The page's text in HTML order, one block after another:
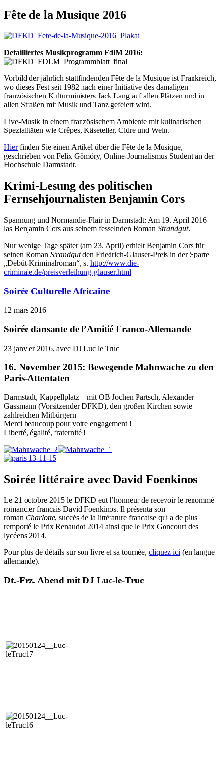
Fête de la Musique 2016
Detailliertes Musikprogramm FdlM 2016:
Vorbild der jährlich stattfindenden Fête de la Musique ist Frankreich,
wo dieses Fest seit 1982 nach einer Initiative des damaligen
französischen Kulturministers Jack Lang auf allen Plätzen und in
allen Straßen mit Musik und Tanz gefeiert wird.
Live-Musik in einem französischem Ambiente mit kulinarischen
Spezialitäten wie Crêpes, Käseteller, Cidre und Wein.
Hierfinden Sie einen Artikel über die Fête de la Musique,
geschrieben von Felix Gömöry, Online-Journalismus Student an der
Hochschule Darmstadt.
Krimi-Lesung des politischen
Fernsehjournalisten Benjamin Cors
Spannung und Normandie-Flair in Darmstadt: Am 19. April 2016
las Benjamin Cors aus seinem fesselnden Roman Strandgut.
Nur wenige Tage später (am 23. April) erhielt Benjamin Cors für
seinen Roman Strandgutden Friedrich-Glauser-Preis in der Sparte
„Debüt-Kriminalroman“, s. http://www.die-
criminale.de/preisverleihung-glauser.html
Soirée Culturelle Africaine
12 mars 2016
Soirée dansante de l’Amitié Franco-Allemande
23 janvier 2016, avec DJ Luc le Truc
16. November 2015: Bewegende Mahnwache zu den
‪Paris-Attentaten
Darmstadt, Kappellplatz – mit OB Jochen Partsch, Alexander
Gassmann (Vorsitzender ‪‎DFKD), den großen Kirchen sowie
zahlreichen Mitbürgern
Merci beaucoup pour votre engagement !
Liberté, égalité, fraternité !
Soirée littéraire avec David Foenkinos
Le 21 octobre 2015 le DFKD eut l’honneur de recevoir le renommé
romancier francais David Foenkinos. Il présenta son
roman Charlotte, succès de la littérature francaise qui a de plus
remporté le Prix Renaudot 2014 ainsi que le Prix Goncourt des
lycéens 2014.
Pour plus de détails sur son livre et sa tournée, cliquez ici (en langue
allemande).
Dt.-Frz. Abend mit DJ Luc-le-Truc